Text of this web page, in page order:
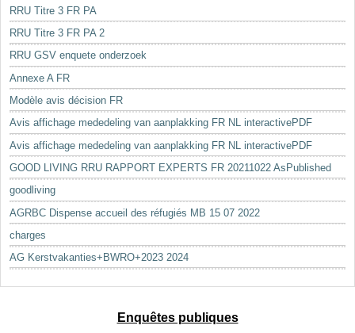
RRU Titre 3 FR PA
RRU Titre 3 FR PA 2
RRU GSV enquete onderzoek
Annexe A FR
Modèle avis décision FR
Avis affichage mededeling van aanplakking FR NL interactivePDF
Avis affichage mededeling van aanplakking FR NL interactivePDF
GOOD LIVING RRU RAPPORT EXPERTS FR 20211022 AsPublished
goodliving
AGRBC Dispense accueil des réfugiés MB 15 07 2022
charges
AG Kerstvakanties+BWRO+2023 2024
Enquêtes publiques